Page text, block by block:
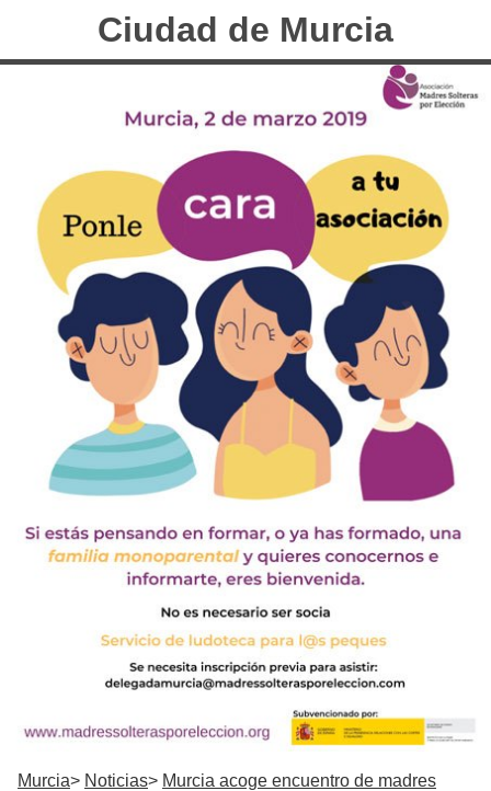
Ciudad de Murcia
Murcia Noticias
Murcia acoge encuentro de madres